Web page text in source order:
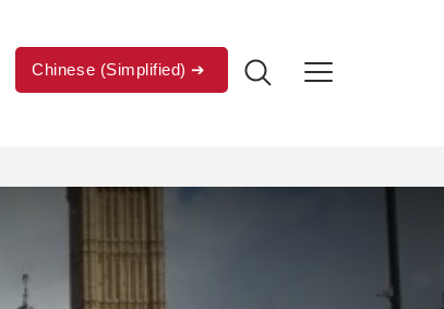
Chinese (Simplified)